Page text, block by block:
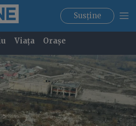
Susține
Viața Orașe